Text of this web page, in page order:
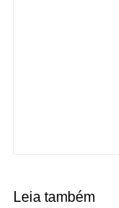
Leia também